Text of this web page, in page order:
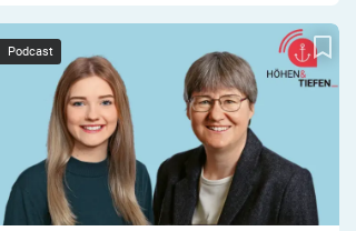
Diabetes-Anker-Podcast – Höhen & Tiefen:
Diabetes-Coaching – hilfreich oder
unberechenbar? Im Gespräch mit Nina und
Podcast